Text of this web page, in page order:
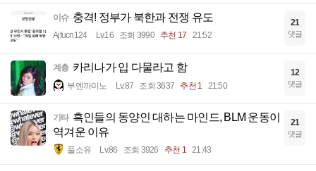
이슈 충격! 정부가 북한과 전쟁 유도
Ajfucn124 Lv.16 조회 3990 추천 17 21:52
21
댓글
계층 카리나가 입 다물라고 함
부엔까미노 Lv.87 조회 3637 추천 1 21:50
12
댓글
기타 흑인들의 동양인 대하는 마인드, BLM 운동이
역겨운 이유
풀소유 Lv.86 조회 3926 추천 1 21:43
21
댓글